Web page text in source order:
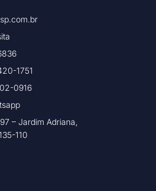
1751
0916
– Jardim Adriana,
110